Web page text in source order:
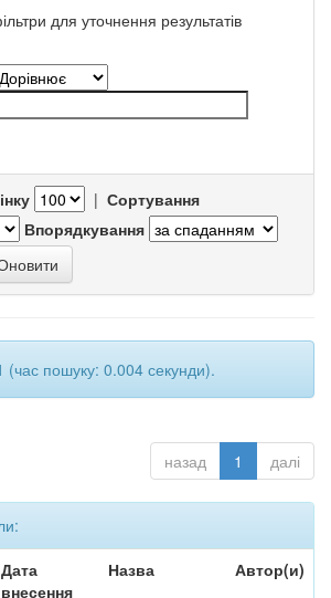
для уточнення результатів
| Сортування
Впорядкування
(час пошуку: 0.004 секунди).
назад 1 далі
Дата
внесення
Назва Автор(и)